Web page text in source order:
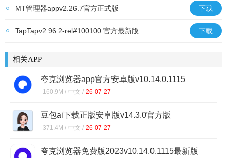
v3.44.1.421官方最新版
MT管理器appv2.26.7官方正式版 下载
TapTapv2.96.2-rel#100100 官方最新版 下载
相关APP
夸克浏览器app官方安卓版v10.14.0.1115
160.9M / 中文 / 26-07-27
豆包ai下载正版安卓版v14.3.0官方版
371.4M / 中文 / 26-07-27
夸克浏览器免费版2023v10.14.0.1115最新版